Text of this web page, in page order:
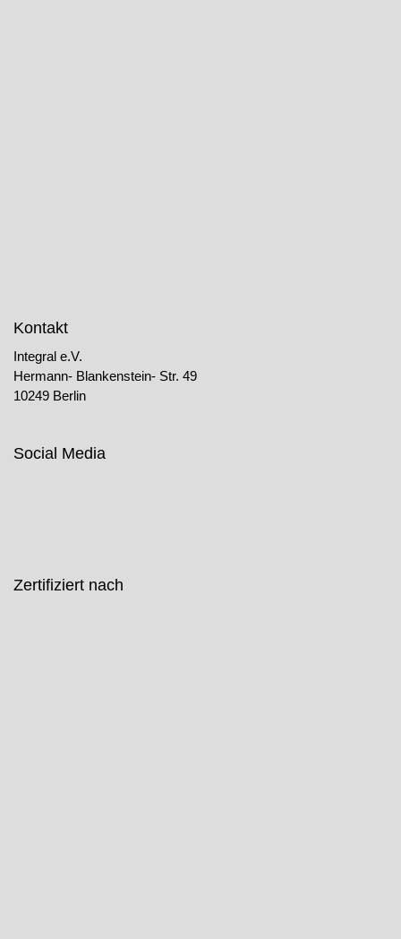
Kontakt
Integral e.V.
Hermann- Blankenstein- Str. 49
10249 Berlin
Social Media
Zertifiziert nach